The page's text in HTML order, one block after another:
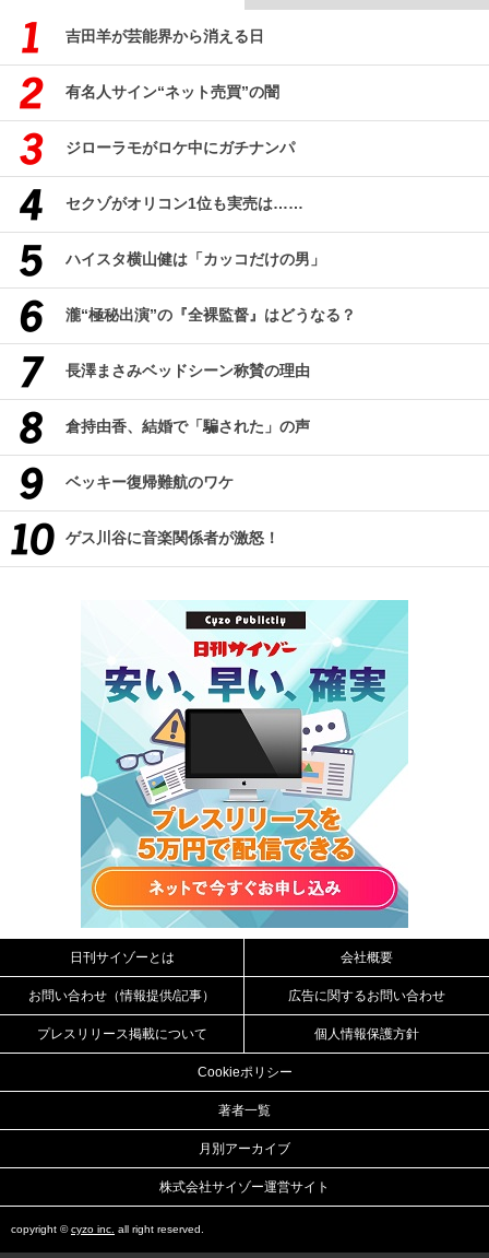
吉田羊が芸能界から消える日
有名人サイン“ネット売買”の闇
ジローラモがロケ中にガチナンパ
セクゾがオリコン1位も実売は……
ハイスタ横山健は「カッコだけの男」
瀧“極秘出演”の『全裸監督』はどうなる？
長澤まさみベッドシーン称賛の理由
倉持由香、結婚で「騙された」の声
ベッキー復帰難航のワケ
ゲス川谷に音楽関係者が激怒！
日刊サイゾーとは 会社概要
お問い合わせ（情報提供/記事） 広告に関するお問い合わせ
プレスリリース掲載について 個人情報保護方針
Cookieポリシー
著者一覧
月別アーカイブ
株式会社サイゾー運営サイト
copyright ©cyzo inc. all right reserved.